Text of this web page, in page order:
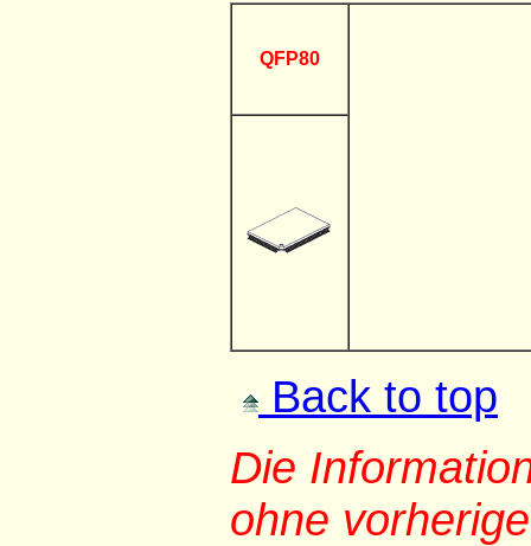
QFP80
Back to top
Die
ohne